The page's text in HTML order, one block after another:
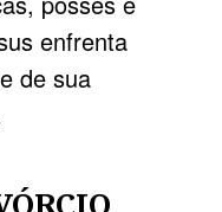
enfrenta
de sua